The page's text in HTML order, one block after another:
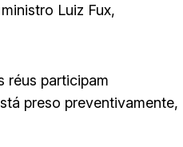
Luiz Fux,
réus participam
preso preventivamente,